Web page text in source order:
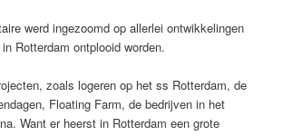
werd ingezoomd op allerlei ontwikkelingen
Rotterdam ontplooid worden.
zoals logeren op het ss Rotterdam, de
Floating Farm, de bedrijven in het
Want er heerst in Rotterdam een grote